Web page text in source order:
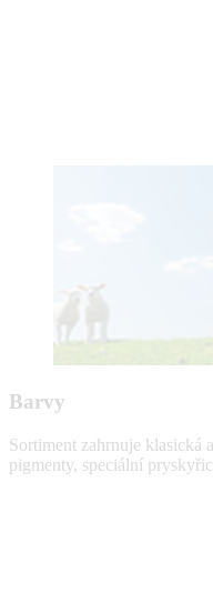
Barvy
Sortiment zahrnuje klasická
pigmenty, speciální